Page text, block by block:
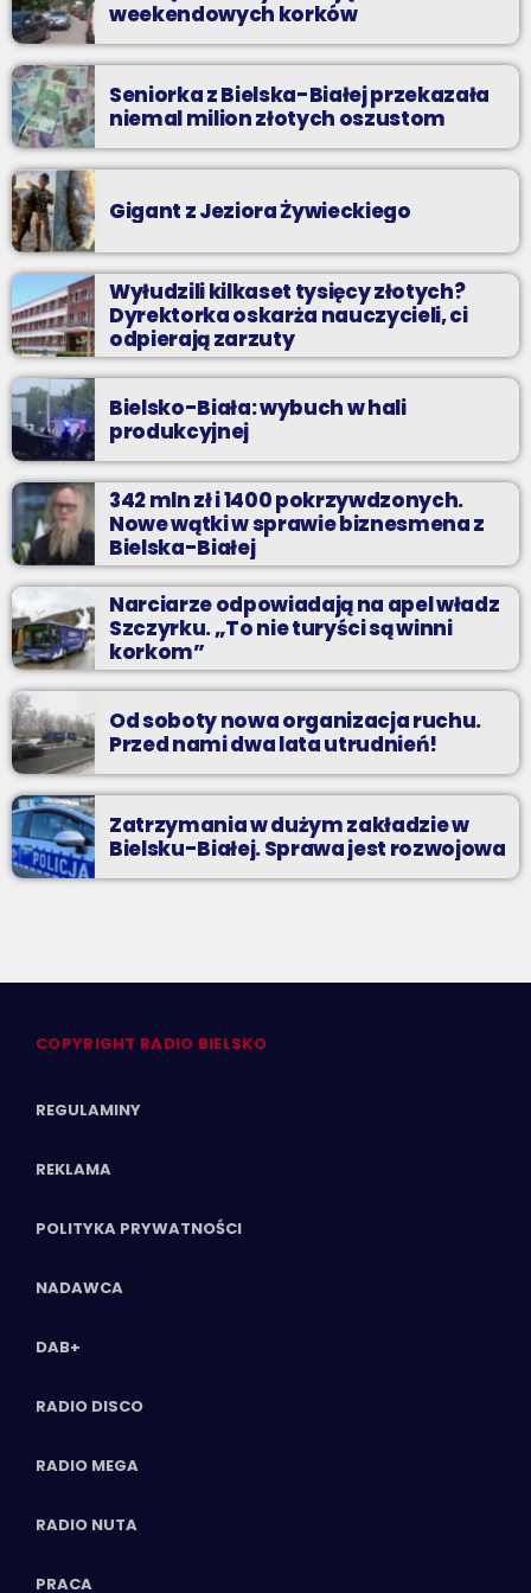
weekendowych korków
Seniorka z Bielska-Białej przekazała
niemal milion złotych oszustom
Gigant z Jeziora Żywieckiego
Wyłudzili kilkaset tysięcy złotych?
Dyrektorka oskarża nauczycieli, ci
odpierają zarzuty
Bielsko-Biała: wybuch w hali
produkcyjnej
342 mln zł i 1400 pokrzywdzonych.
Nowe wątki w sprawie biznesmena z
Bielska-Białej
Narciarze odpowiadają na apel władz
Szczyrku. „To nie turyści są winni
korkom”
Od soboty nowa organizacja ruchu.
Przed nami dwa lata utrudnień!
Zatrzymania w dużym zakładzie w
Bielsku-Białej. Sprawa jest rozwojowa
COPYRIGHT RADIO BIELSKO
REGULAMINY
REKLAMA
POLITYKA PRYWATNOŚCI
NADAWCA
DAB+
RADIO DISCO
RADIO MEGA
RADIO NUTA
PRACA